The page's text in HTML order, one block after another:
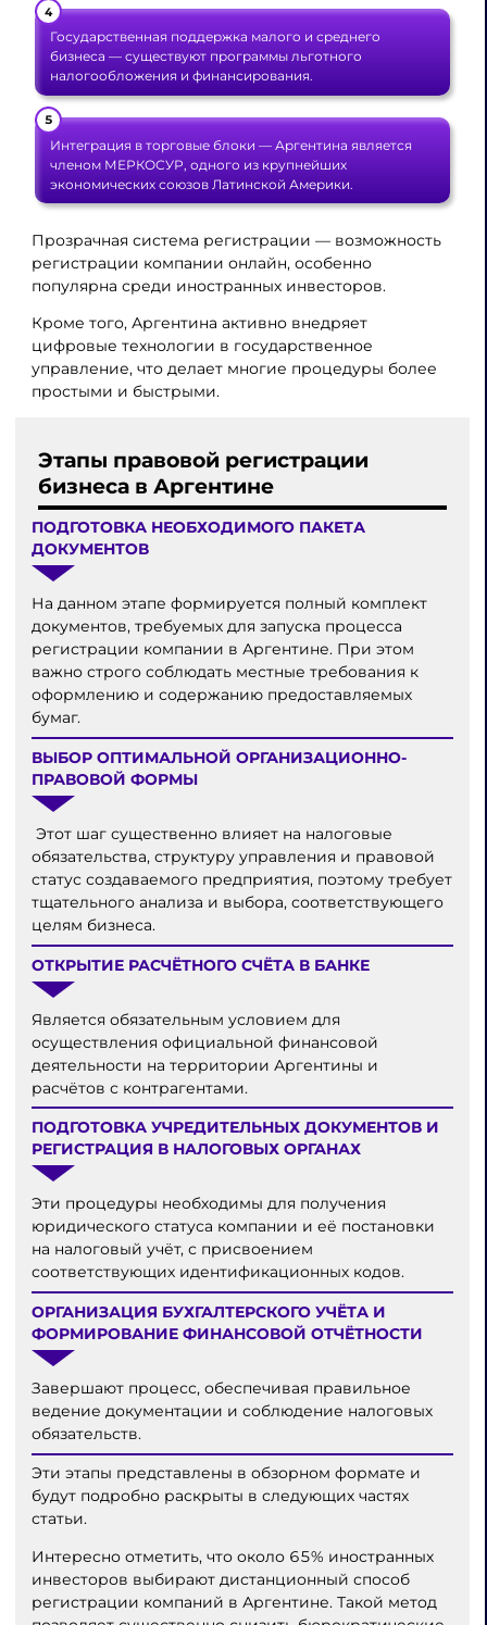
Государственная поддержка малого и среднего
бизнеса — существуют программы льготного
налогообложения и финансирования.
Интеграция в торговые блоки — Аргентина является
членом МЕРКОСУР, одного из крупнейших
экономических союзов Латинской Америки.
Прозрачная система регистрации — возможность
регистрации компании онлайн, особенно
популярна среди иностранных инвесторов.
Кроме того, Аргентина активно внедряет
цифровые технологии в государственное
управление, что делает многие процедуры более
простыми и быстрыми.
Этапы правовой регистрации
бизнеса в Аргентине
ПОДГОТОВКА НЕОБХОДИМОГО ПАКЕТА
ДОКУМЕНТОВ
На данном этапе формируется полный комплект
документов, требуемых для запуска процесса
регистрации компании в Аргентине. При этом
важно строго соблюдать местные требования к
оформлению и содержанию предоставляемых
бумаг.
ВЫБОР ОПТИМАЛЬНОЙ ОРГАНИЗАЦИОННО-
ПРАВОВОЙ ФОРМЫ
Этот шаг существенно влияет на налоговые
обязательства, структуру управления и правовой
статус создаваемого предприятия, поэтому требует
тщательного анализа и выбора, соответствующего
целям бизнеса.
ОТКРЫТИЕ РАСЧЁТНОГО СЧЁТА В БАНКЕ
Является обязательным условием для
осуществления официальной финансовой
деятельности на территории Аргентины и
расчётов с контрагентами.
ПОДГОТОВКА УЧРЕДИТЕЛЬНЫХ ДОКУМЕНТОВ И
РЕГИСТРАЦИЯ В НАЛОГОВЫХ ОРГАНАХ
Эти процедуры необходимы для получения
юридического статуса компании и её постановки
на налоговый учёт, с присвоением
соответствующих идентификационных кодов.
ОРГАНИЗАЦИЯ БУХГАЛТЕРСКОГО УЧЁТА И
ФОРМИРОВАНИЕ ФИНАНСОВОЙ ОТЧЁТНОСТИ
Завершают процесс, обеспечивая правильное
ведение документации и соблюдение налоговых
обязательств.
Эти этапы представлены в обзорном формате и
будут подробно раскрыты в следующих частях
статьи.
Интересно отметить, что около 65% иностранных
инвесторов выбирают дистанционный способ
регистрации компаний в Аргентине. Такой метод